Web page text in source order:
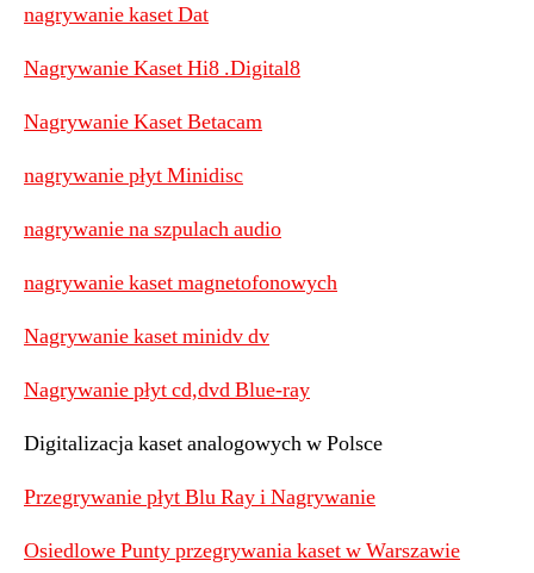
nagrywanie kaset Dat
Nagrywanie Kaset Hi8 .Digital8
Nagrywanie Kaset Betacam
nagrywanie płyt Minidisc
nagrywanie na szpulach audio
nagrywanie kaset magnetofonowych
Nagrywanie kaset minidv dv
Nagrywanie płyt cd,dvd Blue-ray
Digitalizacja kaset analogowych w Polsce
Przegrywanie płyt Blu Ray i Nagrywanie
Osiedlowe Punty przegrywania kaset w Warszawie